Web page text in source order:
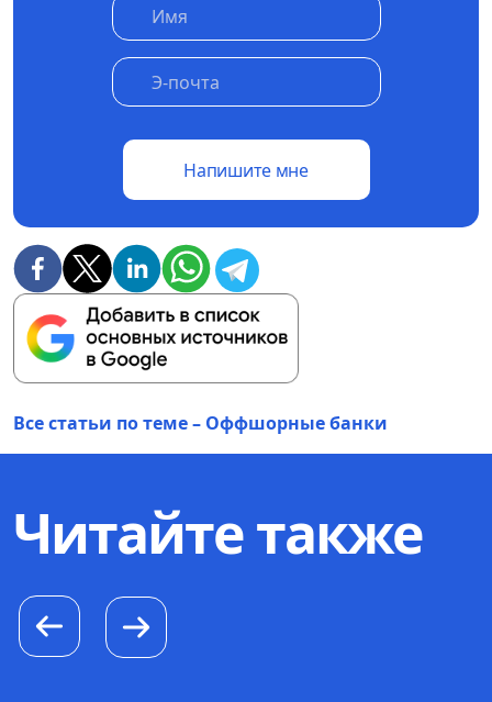
Напишите мне
Все статьи по теме – Оффшорные банки
Читайте также